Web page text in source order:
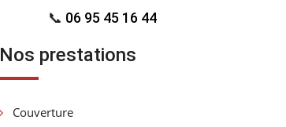
📞 06 95 45 16 44
Nos prestations
Couverture